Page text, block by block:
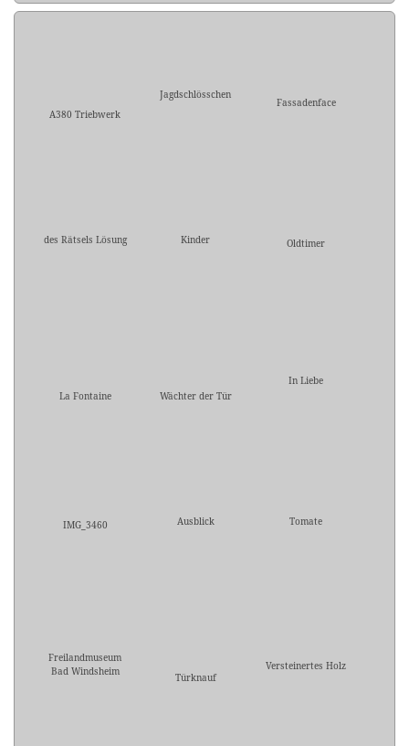
A380 Triebwerk
Jagdschlösschen
Fassadenface
des Rätsels Lösung Kinder Oldtimer
La Fontaine Wächter der Tür
In Liebe
IMG_3460 Ausblick Tomate
Freilandmuseum
Bad Windsheim
Türknauf
Versteinertes Holz